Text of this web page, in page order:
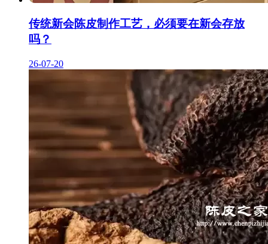
传统新会陈皮制作工艺，必须要在新会存放
吗？
26-07-20